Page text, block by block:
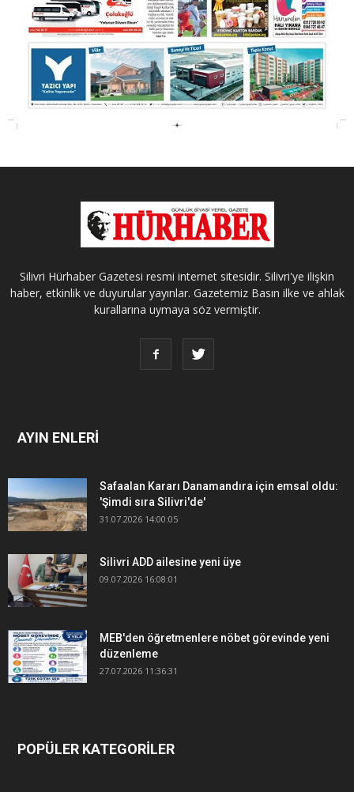
Silivri Hürhaber Gazetesi resmi internet sitesidir. Silivri'ye ilişkin
haber, etkinlik ve duyurular yayınlar. Gazetemiz Basın ilke ve ahlak
kurallarına uymaya söz vermiştir.
AYIN ENLERİ
Safaalan Kararı Danamandıra için emsal oldu:
'Şimdi sıra Silivri'de'
31.07.2026 14:00:05
Silivri ADD ailesine yeni üye
09.07.2026 16:08:01
MEB'den öğretmenlere nöbet görevinde yeni
düzenleme
27.07.2026 11:36:31
POPÜLER KATEGORİLER